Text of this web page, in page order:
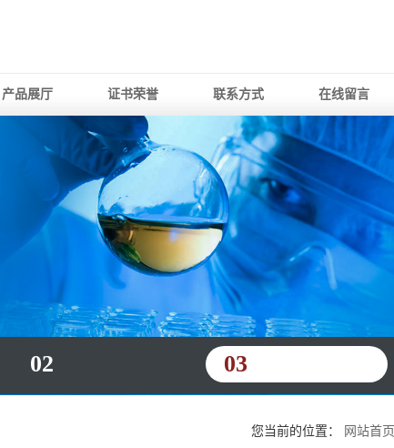
产品展厅 证书荣誉 联系方式 在线留言
02 03
您当前的位置： 网站首页